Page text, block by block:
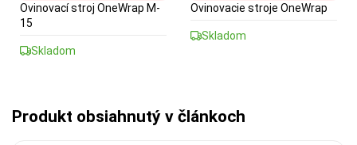
Ovinovací stroj OneWrap M-
15
Skladom
Ovinovacie stroje OneWrap
Skladom
Produkt obsiahnutý v článkoch